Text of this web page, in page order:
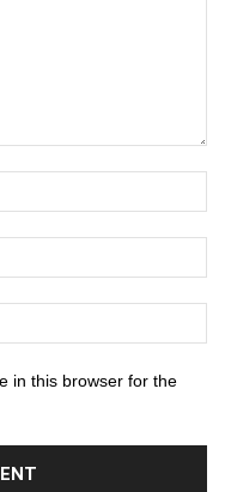
in this browser for the